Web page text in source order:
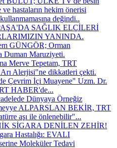
hastaların hekim önerisi
değindi..
SAĞLIK ELÇİLERİ
YANINDA.
GÜNGÖR; Orman
Duman Maruziyeti.
Merve Tepetam, TRT
Alerjisi"ne dikkatleri çekti.
Çevrim İçi Muayene" Uzm. Dr.
HABER'de...
Dünyaya Örneğiz
ALPARSLAN BEKİR, TRT
aşı ile önlenebilir"...
SİGARA DENİLEN ZEHİR!
Hastalığı: EVALI
Moleküler Tedavi